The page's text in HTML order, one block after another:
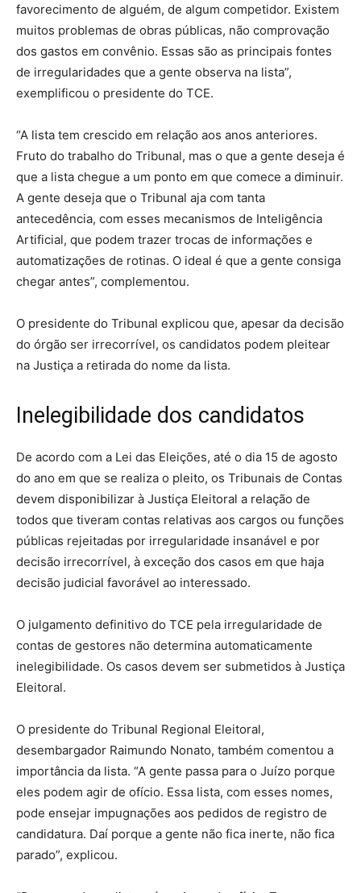
favorecimento de alguém, de algum competidor. Existem
muitos problemas de obras públicas, não comprovação
dos gastos em convênio. Essas são as principais fontes
de irregularidades que a gente observa na lista”,
exemplificou o presidente do TCE.
“A lista tem crescido em relação aos anos anteriores.
Fruto do trabalho do Tribunal, mas o que a gente deseja é
que a lista chegue a um ponto em que comece a diminuir.
A gente deseja que o Tribunal aja com tanta
antecedência, com esses mecanismos de Inteligência
Artificial, que podem trazer trocas de informações e
automatizações de rotinas. O ideal é que a gente consiga
chegar antes”, complementou.
O presidente do Tribunal explicou que, apesar da decisão
do órgão ser irrecorrível, os candidatos podem pleitear
na Justiça a retirada do nome da lista.
Inelegibilidade dos candidatos
De acordo com a Lei das Eleições, até o dia 15 de agosto
do ano em que se realiza o pleito, os Tribunais de Contas
devem disponibilizar à Justiça Eleitoral a relação de
todos que tiveram contas relativas aos cargos ou funções
públicas rejeitadas por irregularidade insanável e por
decisão irrecorrível, à exceção dos casos em que haja
decisão judicial favorável ao interessado.
O julgamento definitivo do TCE pela irregularidade de
contas de gestores não determina automaticamente
inelegibilidade. Os casos devem ser submetidos à Justiça
Eleitoral.
O presidente do Tribunal Regional Eleitoral,
desembargador Raimundo Nonato, também comentou a
importância da lista. “A gente passa para o Juízo porque
eles podem agir de ofício. Essa lista, com esses nomes,
pode ensejar impugnações aos pedidos de registro de
candidatura. Daí porque a gente não fica inerte, não fica
parado”, explicou.